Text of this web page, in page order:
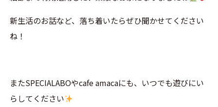
新生活のお話など、落ち着いたらぜひ聞かせてください
ね！
またSPECIALABOやcafe amacaにも、いつでも遊びにい
らしてください